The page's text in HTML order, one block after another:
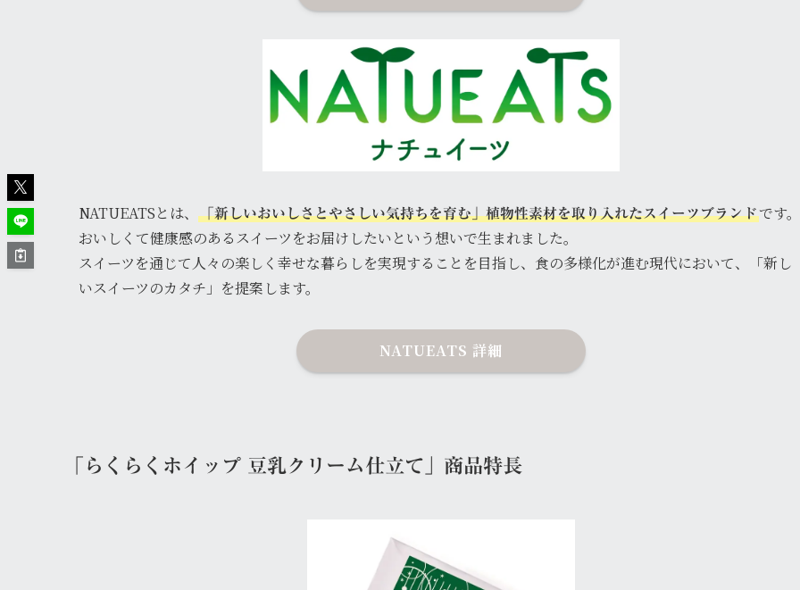
NATUEATSとは、 「新しいおいしさとやさしい気持ちを育む」植物性素材を取り入れたスイーツブランドです。
おいしくて健康感のあるスイーツをお届けしたいという想いで生まれました。
スイーツを通じて人々の楽しく幸せな暮らしを実現することを目指し、食の多様化が進む現代において、「新し
いスイーツのカタチ」を提案します。
NATUEATS 詳細
「らくらくホイップ 豆乳クリーム仕立て」商品特長